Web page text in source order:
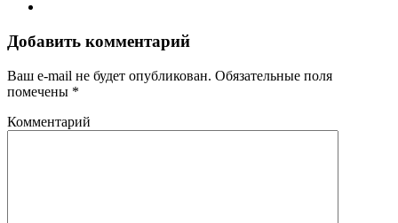
Добавить комментарий
Ваш e-mail не будет опубликован. Обязательные поля
помечены *
Комментарий